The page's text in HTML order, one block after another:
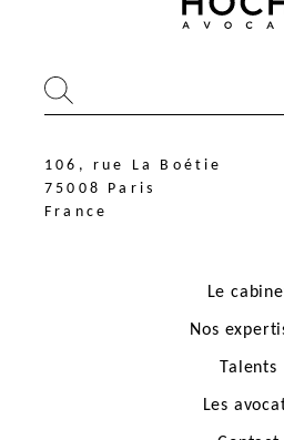
106, rue La Boétie
106, rue La Boétie
75008 Paris
France
Le
Nos
Talents
Les